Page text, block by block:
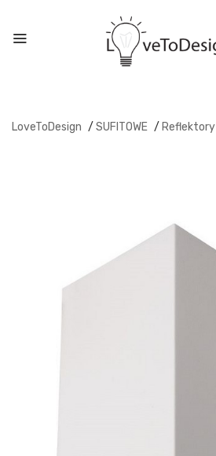
LoveToDesign / SUFITOWE / Reflektory